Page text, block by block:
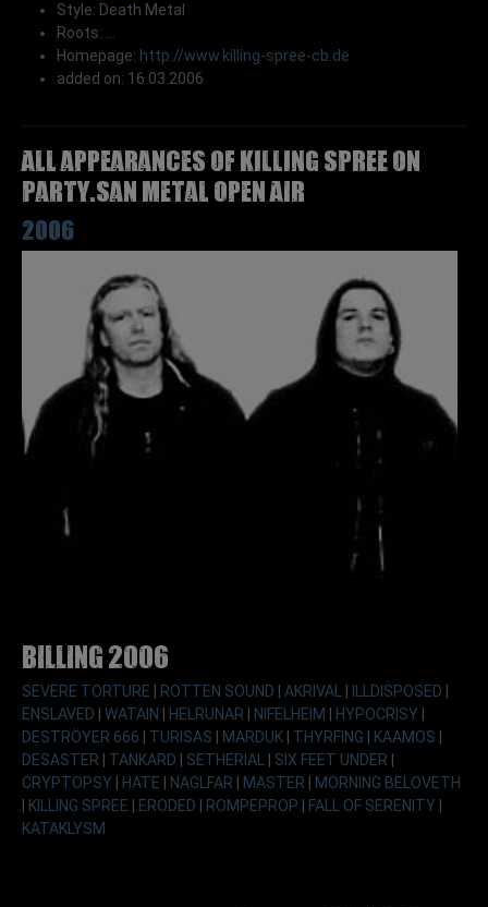
Style: Death Metal
Roots: ...
Homepage: http://www.killing-spree-cb.de
added on: 16.03.2006
All appearances of KILLING SPREE on
Party.San Metal Open Air
2006
Billing 2006
SEVERE TORTURE ROTTEN SOUND AKRIVAL ILLDISPOSED
ENSLAVED
WATAIN HELRUNAR NIFELHEIM HYPOCRISY
DESTRÖYER 666
TURISAS MARDUK THYRFING KAAMOS
DESASTER
TANKARD SETHERIAL SIX FEET UNDER
CRYPTOPSY
HATE NAGLFAR MASTER
MORNING BELOVETH
KILLING SPREE ERODED ROMPEPROP FALL OF SERENITY
KATAKLYSM